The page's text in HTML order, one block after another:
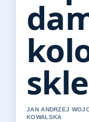
JAN ANDRZEJ
KOWALSKA